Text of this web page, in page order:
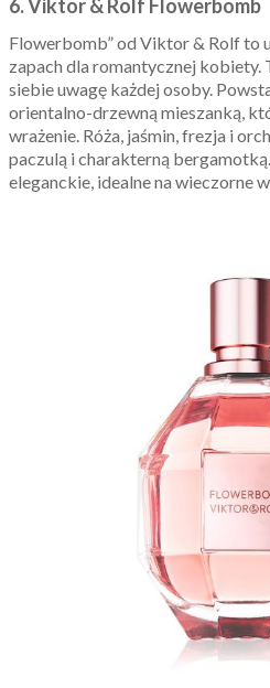
6. Viktor & Rolf Flowerbomb
Flowerbomb” od Viktor & Rolf to
zapach dla romantycznej kobiety.
siebie uwagę każdej osoby.
orientalno-drzewną mieszanką,
wrażenie. Róża, jaśmin, frezja i
paczulą i charakterną
eleganckie, idealne na wieczorne